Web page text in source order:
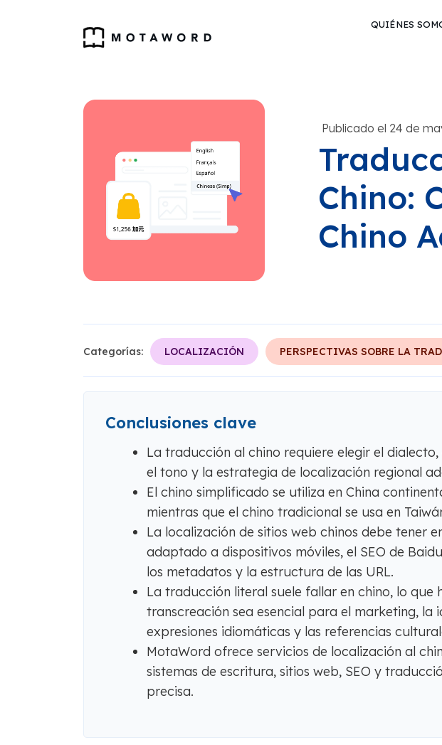
QUIÉNES
Publicado el 24 de
Chino:
Chino
Categorías: LOCALIZACIÓN PERSPECTIVAS SOBRE LA
Conclusiones clave
La traducción al chino requiere elegir el
el tono y la estrategia de localización regional
El chino simplificado se utiliza en China
mientras que el chino tradicional se usa en
La localización de sitios web chinos debe tener
adaptado a dispositivos móviles, el SEO de
los metadatos y la estructura de las URL.
La traducción literal suele fallar en chino, lo que
transcreación sea esencial para el marketing, la
expresiones idiomáticas y las referencias
MotaWord ofrece servicios de localización al
sistemas de escritura, sitios web, SEO y
precisa.